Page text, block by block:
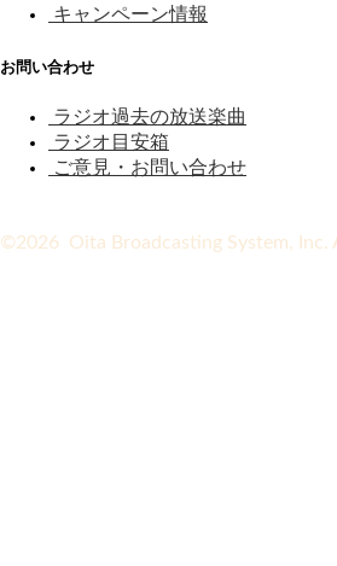
キャンペーン情報
お問い合わせ
ラジオ過去の放送楽曲
ラジオ目安箱
ご意見・お問い合わせ
©2026 Oita Broadcasting System, Inc.